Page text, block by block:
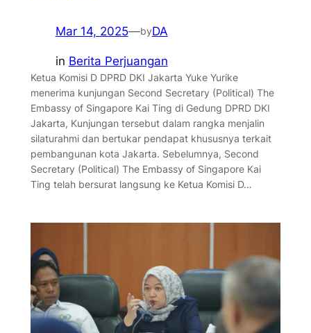
Mar 14, 2025—byDA
in Berita Perjuangan
Ketua Komisi D DPRD DKI Jakarta Yuke Yurike
menerima kunjungan Second Secretary (Political) The
Embassy of Singapore Kai Ting di Gedung DPRD DKI
Jakarta, Kunjungan tersebut dalam rangka menjalin
silaturahmi dan bertukar pendapat khususnya terkait
pembangunan kota Jakarta. Sebelumnya, Second
Secretary (Political) The Embassy of Singapore Kai
Ting telah bersurat langsung ke Ketua Komisi D…